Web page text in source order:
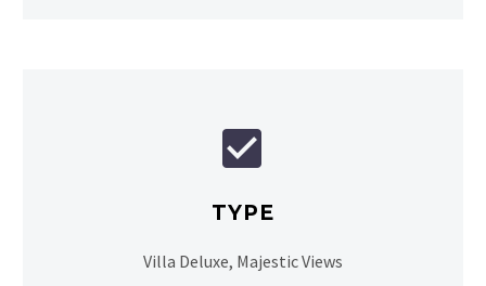


TYPE
Villa Deluxe, Majestic Views